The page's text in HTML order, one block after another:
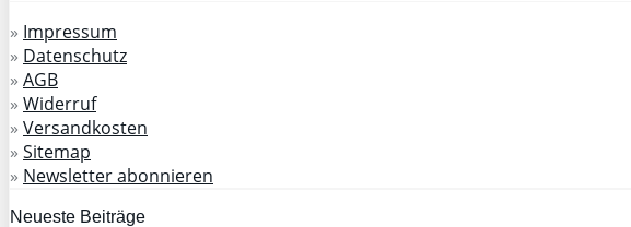
» Impressum
» Datenschutz
» AGB
» Widerruf
» Versandkosten
» Sitemap
» Newsletter abonnieren
Neueste Beiträge